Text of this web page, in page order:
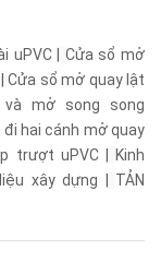
uPVC| Cửa sổ mở
|Cửa sổ mở quay lật
mở song song
đi hai cánh mở quay
trượt uPVC |Kinh
xây dựng | TẢN